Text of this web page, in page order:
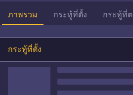
ภาพรวม กระทู้ที่ตั้ง กระทู้ที่
กระทู้ที่ตั้ง